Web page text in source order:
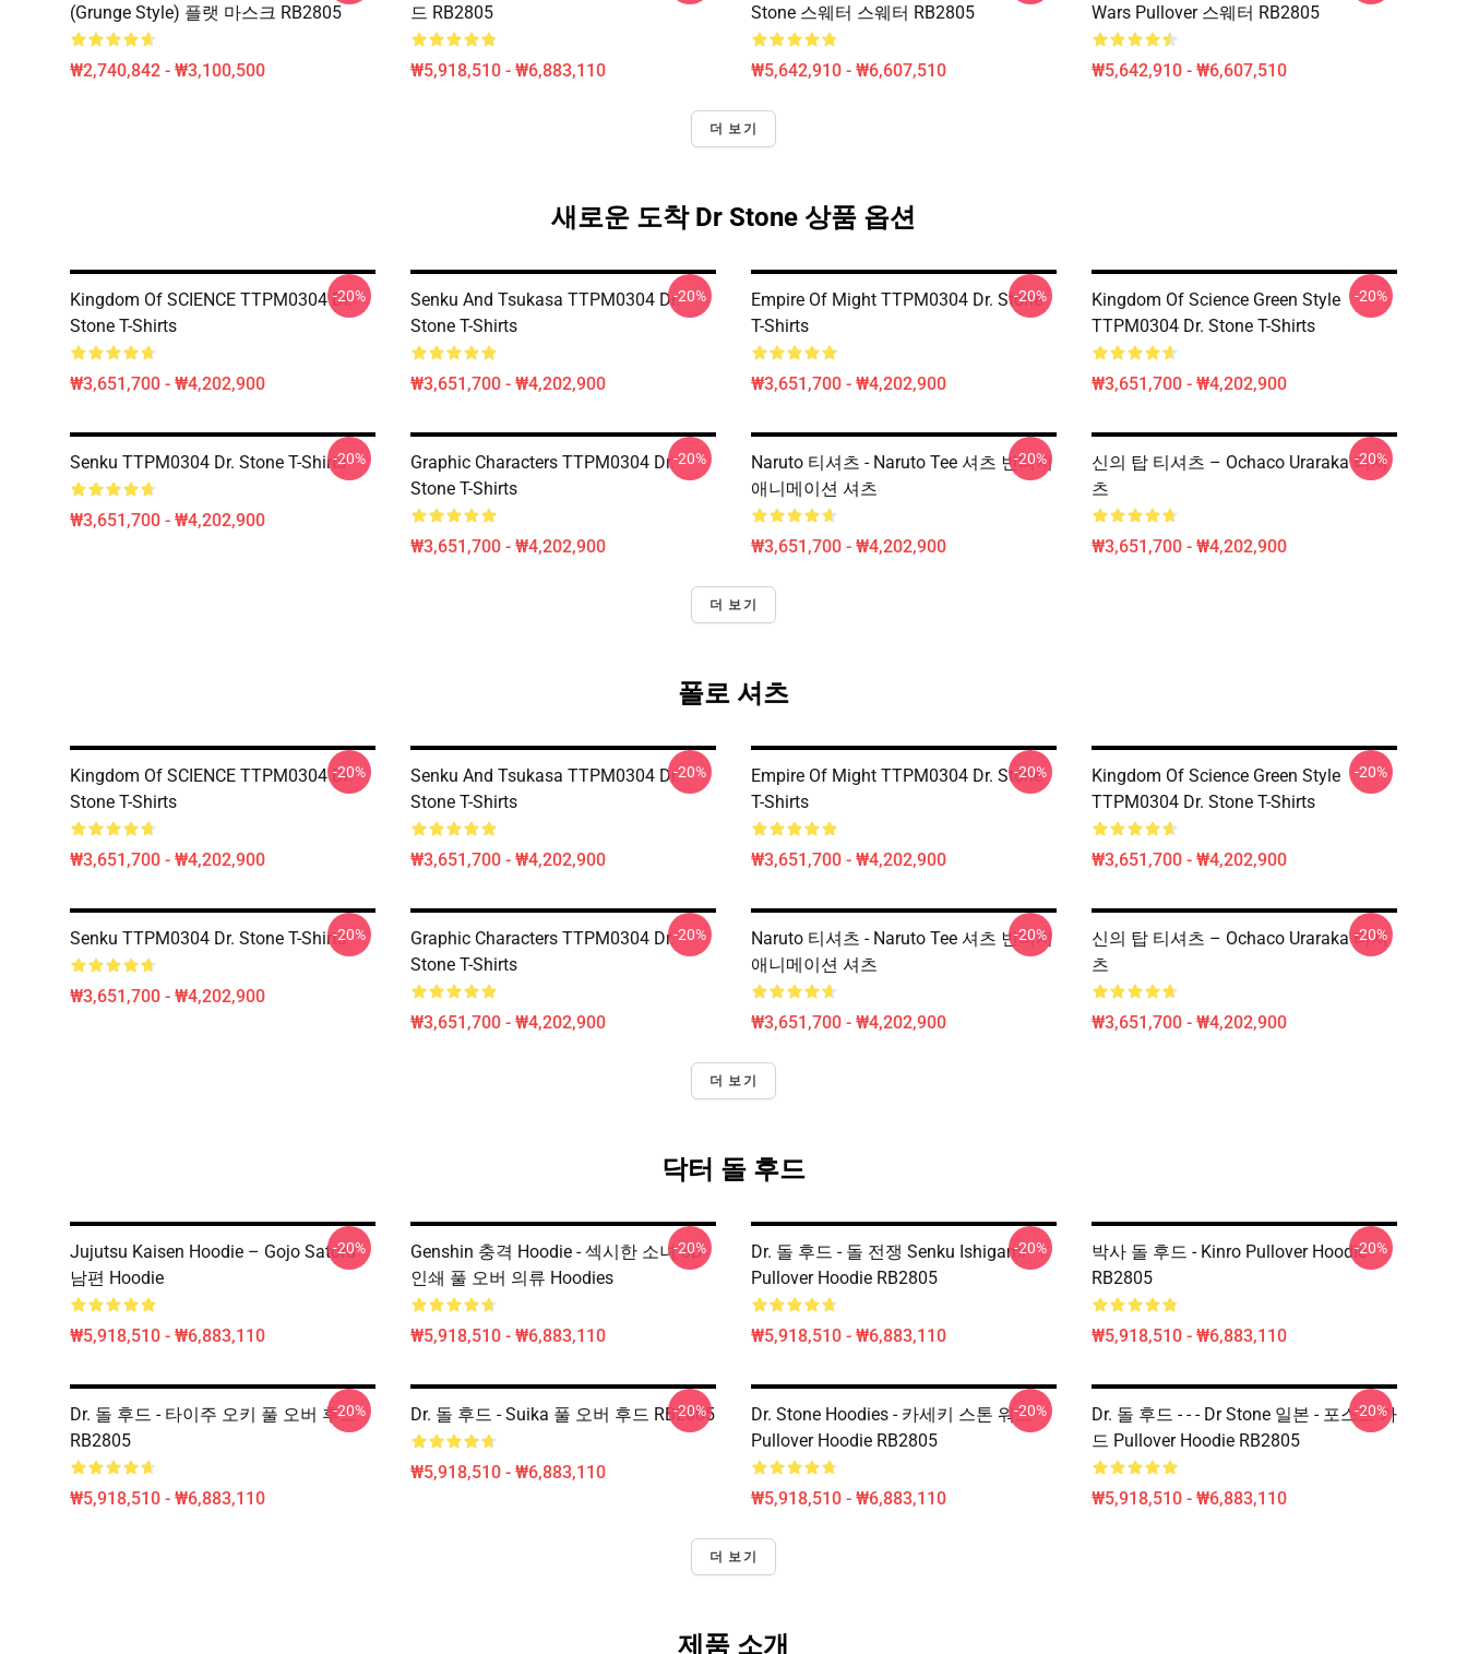
(Grunge Style) 플랫 마스크 RB2805
₩2,740,842 - ₩3,100,500
드 RB2805
₩5,918,510 - ₩6,883,110
Stone 스웨터 스웨터 RB2805
₩5,642,910 - ₩6,607,510
Wars Pullover 스웨터 RB2805
₩5,642,910 - ₩6,607,510
더 보기
새로운 도착 Dr Stone 상품 옵션
Kingdom Of SCIENCE TTPM0304 Dr.
Stone T-Shirts
₩3,651,700 - ₩4,202,900
-20%
Senku And Tsukasa TTPM0304 Dr.
Stone T-Shirts
₩3,651,700 - ₩4,202,900
-20%
Empire Of Might TTPM0304 Dr. Stone
T-Shirts
₩3,651,700 - ₩4,202,900
-20%
Kingdom Of Science Green Style
TTPM0304 Dr. Stone T-Shirts
₩3,651,700 - ₩4,202,900
-20%
Senku TTPM0304 Dr. Stone T-Shirts
₩3,651,700 - ₩4,202,900
-20%
Graphic Characters TTPM0304 Dr.
Stone T-Shirts
₩3,651,700 - ₩4,202,900
-20%
Naruto 티셔츠 - Naruto Tee 셔츠 빈티지
애니메이션 셔츠
₩3,651,700 - ₩4,202,900
-20%
신의 탑 티셔츠 – Ochaco Uraraka 티셔
츠
₩3,651,700 - ₩4,202,900
-20%
더 보기
폴로 셔츠
Kingdom Of SCIENCE TTPM0304 Dr.
Stone T-Shirts
₩3,651,700 - ₩4,202,900
-20%
Senku And Tsukasa TTPM0304 Dr.
Stone T-Shirts
₩3,651,700 - ₩4,202,900
-20%
Empire Of Might TTPM0304 Dr. Stone
T-Shirts
₩3,651,700 - ₩4,202,900
-20%
Kingdom Of Science Green Style
TTPM0304 Dr. Stone T-Shirts
₩3,651,700 - ₩4,202,900
-20%
Senku TTPM0304 Dr. Stone T-Shirts
₩3,651,700 - ₩4,202,900
-20%
Graphic Characters TTPM0304 Dr.
Stone T-Shirts
₩3,651,700 - ₩4,202,900
-20%
Naruto 티셔츠 - Naruto Tee 셔츠 빈티지
애니메이션 셔츠
₩3,651,700 - ₩4,202,900
-20%
신의 탑 티셔츠 – Ochaco Uraraka 티셔
츠
₩3,651,700 - ₩4,202,900
-20%
더 보기
닥터 돌 후드
Jujutsu Kaisen Hoodie – Gojo Satoru
남편 Hoodie
₩5,918,510 - ₩6,883,110
-20%
Genshin 충격 Hoodie - 섹시한 소녀 3D
인쇄 풀 오버 의류 Hoodies
₩5,918,510 - ₩6,883,110
-20%
Dr. 돌 후드 - 돌 전쟁 Senku Ishigami
Pullover Hoodie RB2805
₩5,918,510 - ₩6,883,110
-20%
박사 돌 후드 - Kinro Pullover Hoodie
RB2805
₩5,918,510 - ₩6,883,110
-20%
Dr. 돌 후드 - 타이주 오키 풀 오버 후드
RB2805
₩5,918,510 - ₩6,883,110
-20% Dr. 돌 후드 - Suika 풀 오버 후드 RB2805
₩5,918,510 - ₩6,883,110
-20%
Dr. Stone Hoodies - 카세키 스톤 워즈
Pullover Hoodie RB2805
₩5,918,510 - ₩6,883,110
-20%
Dr. 돌 후드 - - - Dr Stone 일본 - 포스트 카
드 Pullover Hoodie RB2805
₩5,918,510 - ₩6,883,110
-20%
더 보기
제품 소개